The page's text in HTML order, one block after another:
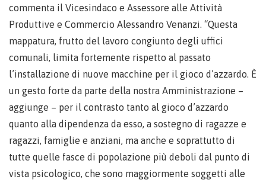
commenta il Vicesindaco e Assessore alle Attività
Produttive e Commercio Alessandro Venanzi. “Questa
mappatura, frutto del lavoro congiunto degli uffici
comunali, limita fortemente rispetto al passato
l’installazione di nuove macchine per il gioco d’azzardo. È
un gesto forte da parte della nostra Amministrazione –
aggiunge – per il contrasto tanto al gioco d’azzardo
quanto alla dipendenza da esso, a sostegno di ragazze e
ragazzi, famiglie e anziani, ma anche e soprattutto di
tutte quelle fasce di popolazione più deboli dal punto di
vista psicologico, che sono maggiormente soggetti alle